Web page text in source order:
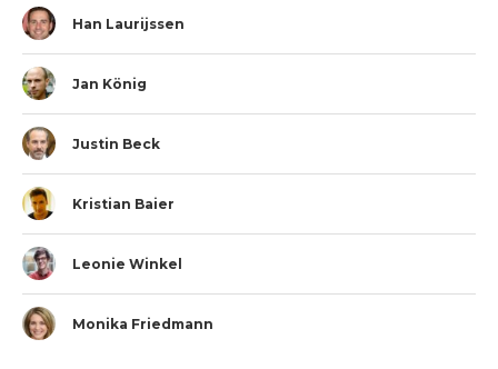
Han Laurijssen
Jan König
Justin Beck
Kristian Baier
Leonie Winkel
Monika Friedmann